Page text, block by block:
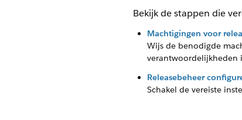
Bekijk de stappen die
Machtigingen voor
Wijs de benodigde
verantwoordelijkheden
Releasebeheer
Schakel de vereiste